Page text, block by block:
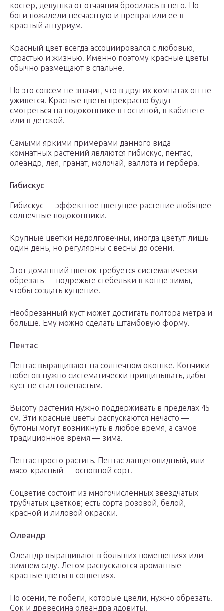
костер, девушка от отчаяния бросилась в него. Но
боги пожалели несчастную и превратили ее в
красный антуриум.
Красный цвет всегда ассоциировался с любовью,
страстью и жизнью. Именно поэтому красные цветы
обычно размещают в спальне.
Но это совсем не значит, что в других комнатах он не
уживется. Красные цветы прекрасно будут
смотреться на подоконнике в гостиной, в кабинете
или в детской.
Самыми яркими примерами данного вида
комнатных растений являются гибискус, пентас,
олеандр, лея, гранат, молочай, валлота и гербера.
Гибискус
Гибискус — эффектное цветущее растение любящее
солнечные подоконники.
Крупные цветки недолговечны, иногда цветут лишь
один день, но регулярны с весны до осени.
Этот домашний цветок требуется систематически
обрезать — подрежьте стебельки в конце зимы,
чтобы создать кущение.
Необрезанный куст может достигать полтора метра и
больше. Ему можно сделать штамбовую форму.
Пентас
Пентас выращивают на солнечном окошке. Кончики
побегов нужно систематически прищипывать, дабы
куст не стал голенастым.
Высоту растения нужно поддерживать в пределах 45
см. Эти красные цветы распускаются нечасто —
бутоны могут возникнуть в любое время, а самое
традиционное время — зима.
Пентас просто растить. Пентас ланцетовидный, или
мясо-красный — основной сорт.
Соцветие состоит из многочисленных звездчатых
трубчатых цветков; есть сорта розовой, белой,
красной и лиловой окраски.
Олеандр
Олеандр выращивают в больших помещениях или
зимнем саду. Летом распускаются ароматные
красные цветы в соцветиях.
По осени, те побеги, которые цвели, нужно обрезать.
Сок и древесина олеандра ядовиты.